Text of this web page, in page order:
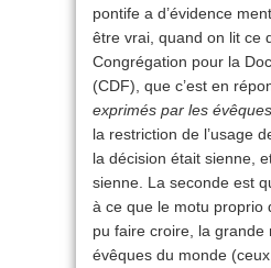
pontife a d’évidence
être vrai, quand on lit ce
Congrégation pour la
(CDF), que c’est en
exprimés par les évêques
la restriction de l’usage
la décision était sienne,
sienne. La seconde est
à ce que le motu proprio
pu faire croire, la grande
évêques du monde